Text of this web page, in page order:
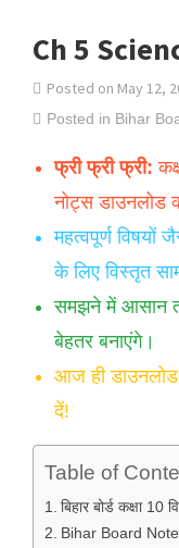
Ch 5
Posted on May 12,
Posted in Bihar
फ्री फ्री फ्री:
नोट्स डाउनलोड
महत्वपूर्ण विषयों
के लिए विस्तृत
समझने में आसान
बेहतर बनाएंगे।
आज ही
दें!
Table of
बिहार बोर्ड कक्षा 10
Bihar Board